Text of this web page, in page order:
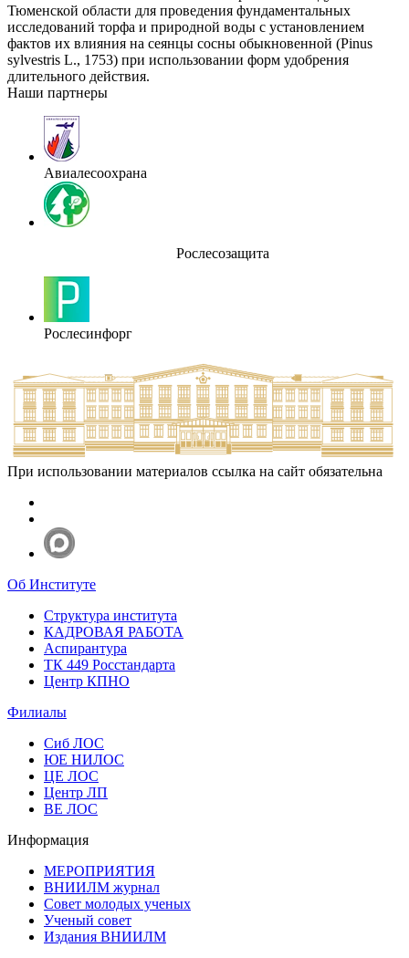
Тюменской области для проведения фундаментальных
исследований торфа и природной воды с установлением
фактов их влияния на сеянцы сосны обыкновенной (Pinus
sylvestris L., 1753) при использовании форм удобрения
длительного действия.
Наши партнеры
Авиалесоохрана
Рослесозащита
Рослесинфорг
При использовании материалов ссылка на сайт обязательна
Об Институте
Структура института
КАДРОВАЯ РАБОТА
Аспирантура
ТК 449 Росстандарта
Центр КПНО
Филиалы
Сиб ЛОС
ЮЕ НИЛОС
ЦЕ ЛОС
Центр ЛП
ВЕ ЛОС
Информация
МЕРОПРИЯТИЯ
ВНИИЛМ журнал
Совет молодых ученых
Ученый совет
Издания ВНИИЛМ